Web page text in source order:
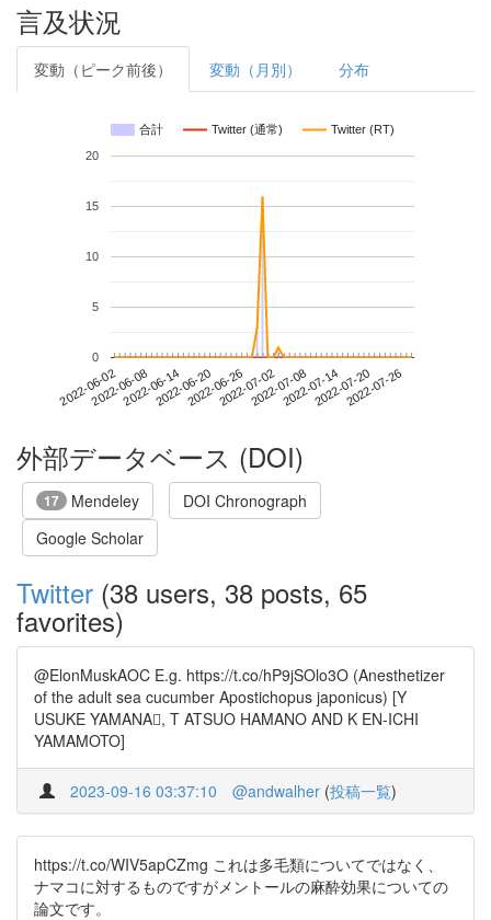
言及状況
変動（ピーク前後） 変動（月別） 分布
合計 Twitter (通常) Twitter (RT)
2022-06-022022-06-082022-06-142022-06-202022-06-262022-07-022022-07-082022-07-142022-07-202022-07-26
0
5
10
15
20
外部データベース (DOI)
17 Mendeley
DOI Chronograph
Google Scholar
Twitter (38 users, 38 posts, 65
favorites)
@ElonMuskAOC E.g. https://t.co/hP9jSOlo3O (Anesthetizer
of the adult sea cucumber Apostichopus japonicus) [Y
USUKE YAMANA, T ATSUO HAMANO AND K EN-ICHI
YAMAMOTO]
2023-09-16 03:37:10 @andwalher (投稿一覧)
https://t.co/WIV5apCZmg これは多毛類についてではなく、
ナマコに対するものですがメントールの麻酔効果についての
論文です。